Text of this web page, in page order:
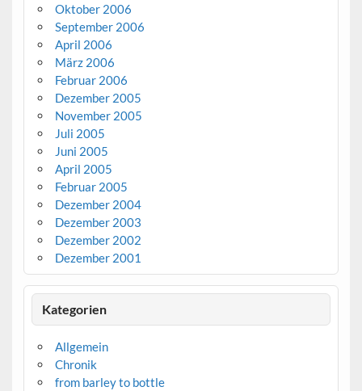
Oktober 2006
September 2006
April 2006
März 2006
Februar 2006
Dezember 2005
November 2005
Juli 2005
Juni 2005
April 2005
Februar 2005
Dezember 2004
Dezember 2003
Dezember 2002
Dezember 2001
Kategorien
Allgemein
Chronik
from barley to bottle